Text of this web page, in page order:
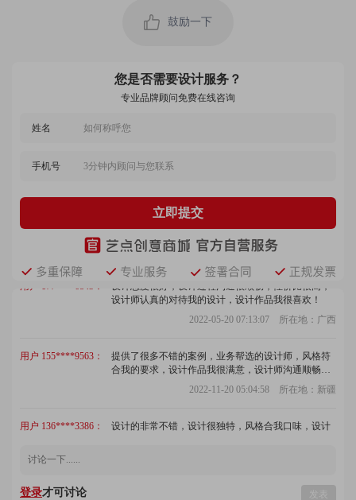
鼓励一下
您是否需要设计服务？
专业品牌顾问免费在线咨询
姓名
手机号
立即提交
2022-12-13 01:04:45 所在地：黑龙江
程很愉快，很好的体验！
2022-09-25 05:18:44 所在地：陕西
用户 137****9042：
设计师沟通顺畅，提出了很多建议，客服很热情，设
评！
服务态度好，设计师很给力，沟通顺畅，设计效果我
很满意，团队整体严谨认真，确实不错！
2022-08-30 00:43:58 所在地：广东
用户 177****6843：
设计态度很好，设计过程沟通很顺畅，性价比很高，
设计师认真的对待我的设计，设计作品我很喜欢！
合我的要求，设计作品我很满意，设计师沟通顺畅，
客服回访及时，确实不错！
师沟通顺畅，很不错！
用户 158****9074：
设计效果相当好，态度严谨认真，交稿准时，设计过
登录才可讨论